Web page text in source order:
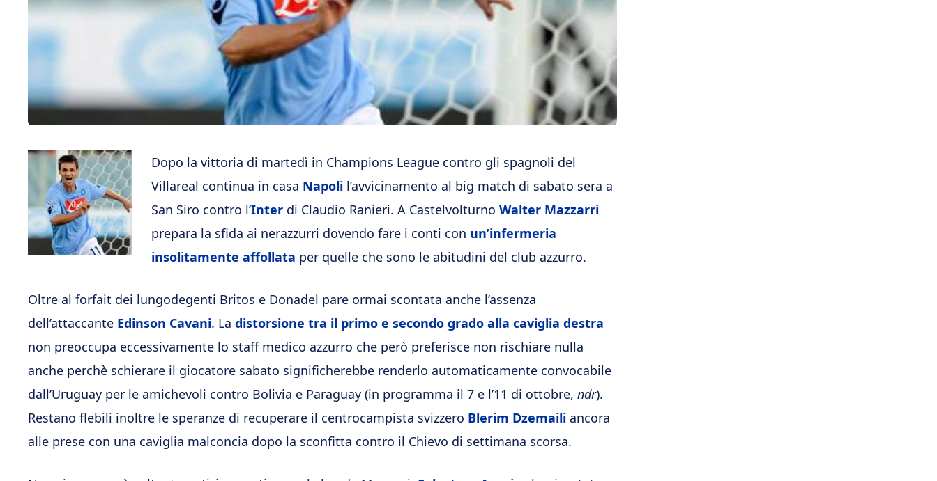
Dopo la vittoria di martedì in Champions League contro gli spagnoli del
Villareal continua in casa Napoli l’avvicinamento al big match di sabato sera a
San Siro contro l’Inter di Claudio Ranieri. A Castelvolturno Walter Mazzarri
prepara la sfida ai nerazzurri dovendo fare i conti con un’infermeria
insolitamente affollata per quelle che sono le abitudini del club azzurro.
Oltre al forfait dei lungodegenti Britos e Donadel pare ormai scontata anche l’assenza
dell’attaccante Edinson Cavani. La distorsione tra il primo e secondo grado alla caviglia destra
non preoccupa eccessivamente lo staff medico azzurro che però preferisce non rischiare nulla
anche perchè schierare il giocatore sabato significherebbe renderlo automaticamente convocabile
dall’Uruguay per le amichevoli contro Bolivia e Paraguay (in programma il 7 e l’11 di ottobre, ndr).
Restano flebili inoltre le speranze di recuperare il centrocampista svizzero Blerim Dzemaili ancora
alle prese con una caviglia malconcia dopo la sconfitta contro il Chievo di settimana scorsa.